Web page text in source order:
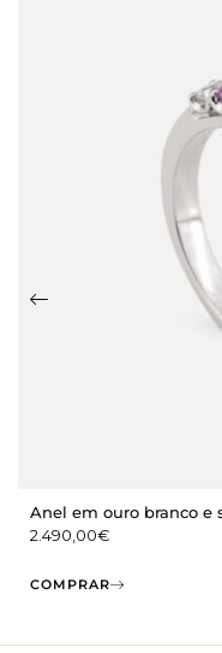
Anel em ouro branco e
2.490,00€
COMPRAR